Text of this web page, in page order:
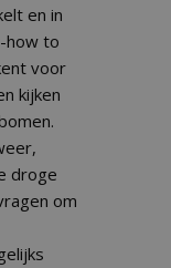
en in
how to
voor
kijken
droge
om